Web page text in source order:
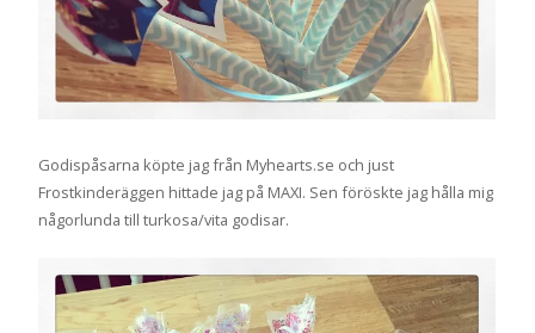
Godispåsarna köpte jag från Myhearts.se och just
Frostkinderäggen hittade jag på MAXI. Sen föröskte jag hålla mig
någorlunda till turkosa/vita godisar.